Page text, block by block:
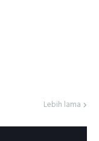
Lebih lama